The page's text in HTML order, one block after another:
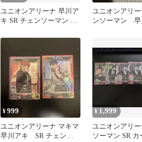
ユニオンアリーナ 早川ア
キ SR チェンソーマン 4
ユニオンアリ
ンソーマン
¥999
ユニオンアリーナ マキマ
早川アキ SR チェンソ
¥ 1,999
ユニオンアリ
ソーマン SR カ